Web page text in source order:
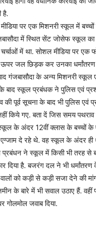
है.
पर एक मिशनरी स्कूल में
में स्थित सेंट जोसेफ स्कूल का
में था. सोशल मीडिया पर एक
जल छिड़क कर उनका धर्मांतरण
गंजबासौदा के अन्य मिशनरी स्कूल
बाद स्कूल प्रबंधक ने पुलिस एवं
पूर्व सूचना के बाद भी पुलिस एवं
किये गए. बता दें जिस समय पथराव
के अंदर 12वीं क्लास के बच्चों के
दे रहे थे. वह स्कूल के अंदर
ने स्कूल में किसी भी तरह से
दिया है. बजरंग दल ने भी
को कड़ी से कड़ी सजा देने की
के बारे में भी सवाल उठाए हैं. वहीं
गोलमोल जवाब दिया.